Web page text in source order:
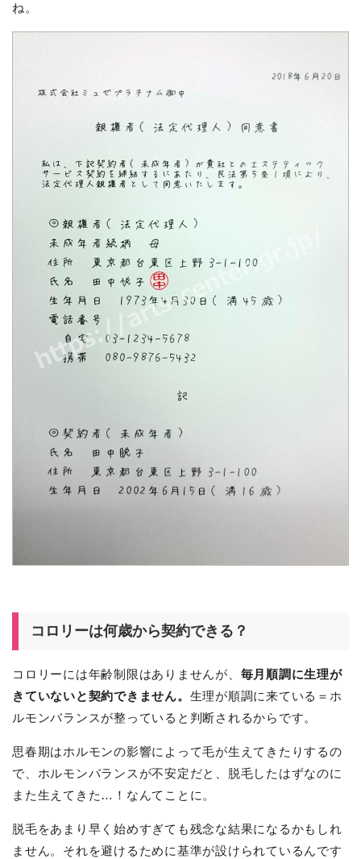
ね。
コロリーは何歳から契約できる？
コロリーには年齢制限はありませんが、 毎月順調に生理が
きていないと契約できません。 生理が順調に来ている＝ホ
ルモンバランスが整っていると判断されるからです。
思春期はホルモンの影響によって毛が生えてきたりするの
で、ホルモンバランスが不安定だと、脱毛したはずなのに
また生えてきた…！なんてことに。
脱毛をあまり早く始めすぎても残念な結果になるかもしれ
ません。それを避けるために基準が設けられているんです